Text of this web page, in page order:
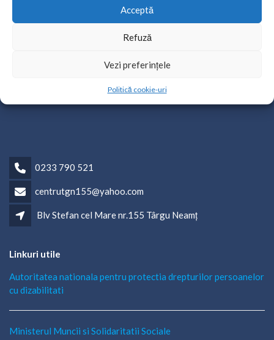
Acceptă
Refuză
Vezi preferințele
Politică cookie-uri
0233 790 521
centrutgn155@yahoo.com
Blv Stefan cel Mare nr.155 Târgu Neamț
Linkuri utile
Autoritatea nationala pentru protectia drepturilor persoanelor
cu dizabilitati
Ministerul Muncii si Solidaritatii Sociale